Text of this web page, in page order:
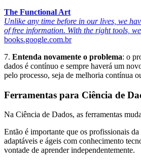
The Functional Art
Unlike any time before in our lives, we
of free information. With the right tools,
books.google.com.br
7. Entenda novamente o problema: o
dados é contínuo e sempre haverá um
pelo processo, seja de melhoria contínua
Ferramentas para Ciência de
Na Ciência de Dados, as ferramentas
Então é importante que os profissionais
adaptáveis e ágeis com conhecimento
vontade de aprender independentemente.